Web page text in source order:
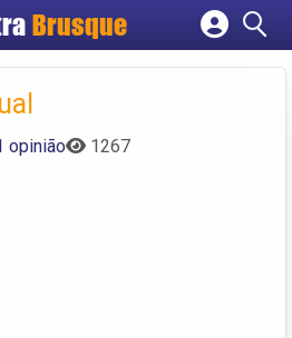
Brusque
Cadastrar empresa
Criar conta
opinião 1267